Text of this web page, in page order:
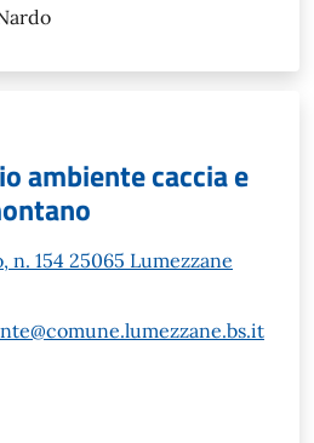
ambiente caccia e
n. 154 25065 Lumezzane